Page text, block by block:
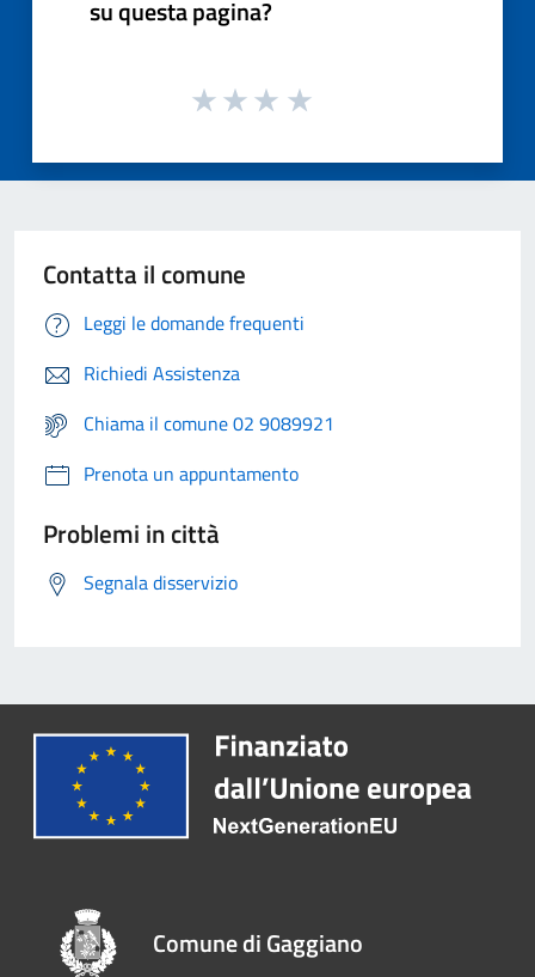
su questa pagina?
Contatta il comune
Leggi le domande frequenti
Richiedi Assistenza
Chiama il comune 02 9089921
Prenota un appuntamento
Problemi in città
Segnala disservizio
Comune di Gaggiano